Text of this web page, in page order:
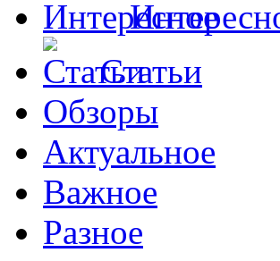
Статьи
Обзоры
Актуальное
Важное
Разное